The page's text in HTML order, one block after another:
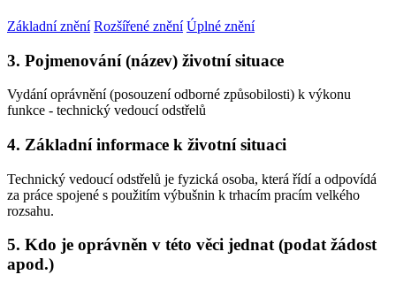
Základní znění Rozšířené znění Úplné znění
3. Pojmenování (název) životní situace
Vydání oprávnění (posouzení odborné způsobilosti) k výkonu
funkce - technický vedoucí odstřelů
4. Základní informace k životní situaci
Technický vedoucí odstřelů je fyzická osoba, která řídí a odpovídá
za práce spojené s použitím výbušnin k trhacím pracím velkého
rozsahu.
5. Kdo je oprávněn v této věci jednat (podat žádost
apod.)